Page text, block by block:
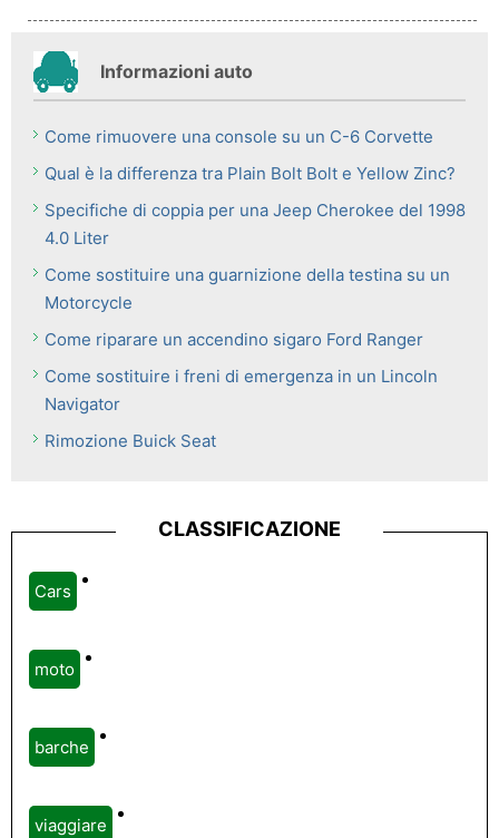
Informazioni auto
Come rimuovere una console su un C-6 Corvette
Qual è la differenza tra Plain Bolt Bolt e Yellow Zinc?
Specifiche di coppia per una Jeep Cherokee del 1998
4.0 Liter
Come sostituire una guarnizione della testina su un
Motorcycle
Come riparare un accendino sigaro Ford Ranger
Come sostituire i freni di emergenza in un Lincoln
Navigator
Rimozione Buick Seat
CLASSIFICAZIONE
Cars
moto
barche
viaggiare